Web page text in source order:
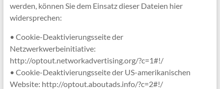
werden, können Sie dem Einsatz dieser Dateien hier
widersprechen:
• Cookie-Deaktivierungsseite der
Netzwerkwerbeinitiative:
http://optout.networkadvertising.org/?c=1#!/
• Cookie-Deaktivierungsseite der US-amerikanischen
Website: http://optout.aboutads.info/?c=2#!/